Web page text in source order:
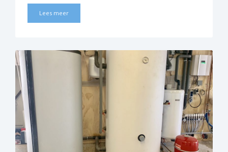
Lees meer